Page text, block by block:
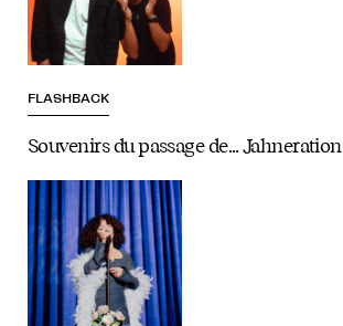
FLASHBACK
Souvenirs du passage de… Jahneration